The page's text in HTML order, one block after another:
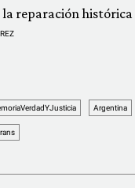
la reparación
Argentina